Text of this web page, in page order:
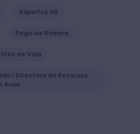
Expertos HR
Pago de Nómina
de Vida
| Directora de Recursos
Avon